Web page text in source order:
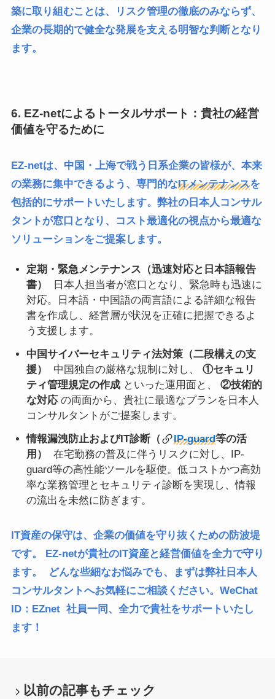
築に取り組むことは、リスク管理の徹底のみならず、
企業の長期的で健全な発展を支える明智な判断となり
ます。
6. EZ-netによるトータルサポート：貴社の経営
価値を守るために
EZ-netは、中国・上海で戦う日系企業の皆様が、本来
の業務に集中できるよう、専門的なITメンテナンスを
包括的にサポートいたします。弊社の日本人コンサル
タントが窓口となり、コスト最適化の視点から最適な
ソリューションをご提案します。
定期・緊急メンテナンス（迅速対応と日本語報告
書）
日本人担当者が窓口となり、緊急時も迅速に
対応。日本語・中国語の両言語による詳細な報告
書を作成し、経営層が状況を正確に把握できるよ
う支援します。
中国サイバーセキュリティ法対策（二段構えの支
援）
中国独自の厳格な規制に対し、①セキュリ
ティ管理規定の作成 といった運用面と、②技術的
な対応 の両面から、貴社に最適なプランを日本人
コンサルタントがご提案します。
情報漏洩防止およびIT診断（
IP-guard等の活
用）
在宅勤務の普及に伴うリスクに対し、IP-
guard等の高性能ツールを駆使。低コストかつ高効
率な業務管理とセキュリティ診断を実現し、情報
の流出を未然に防ぎます。
IT資産の保守は、企業の価値を守り抜くための防波堤
です。 EZ-netが貴社のIT資産と経営価値を全力で守り
ます。
どんな些細なお悩みでも、まずは弊社日本人
コンサルタントへお気軽にご相談ください。 WeChat
ID：EZnet社員一同、全力で貴社をサポートいたし
ます！
以前の記事もチェック